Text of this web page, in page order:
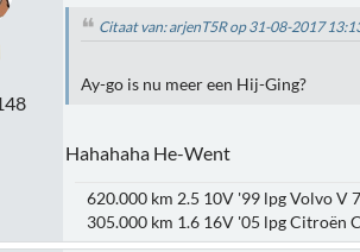
Citaat van: arjenT5R op 31-08-2017
Ay-go is nu meer een Hij-Ging?
Hahahaha He-Went
620.000 km 2.5 10V '99 lpg Volvo V
305.000 km 1.6 16V '05 lpg Citroën